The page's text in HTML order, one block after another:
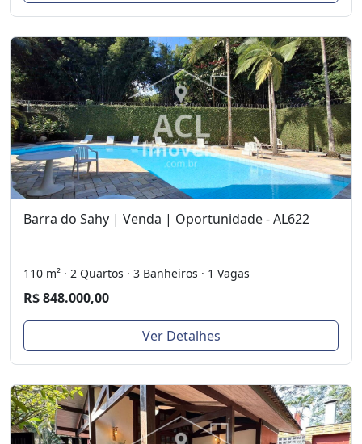
Barra do Sahy | Venda | Oportunidade - AL622
110 m² · 2 Quartos · 3 Banheiros · 1 Vagas
R$ 848.000,00
Ver Detalhes